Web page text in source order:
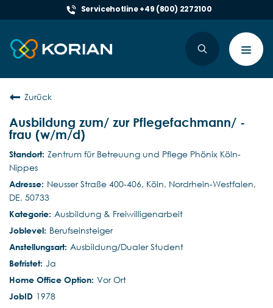
Servicehotline +49 (800) 2272100
Zurück
Ausbildung zum/ zur Pflegefachmann/ -
frau (w/m/d)
Zentrum für Betreuung und Pflege Phönix Köln-
Nippes
Neusser Straße 400-406, Köln, Nordrhein-Westfalen,
DE, 50733
Ausbildung & Freiwilligenarbeit
Berufseinsteiger
Ausbildung/Dualer Student
Ja
Vor Ort
1978